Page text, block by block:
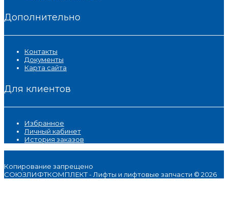
Дополнительно
Контакты
Документы
Карта сайта
Для клиентов
Избранное
Личный кабинет
История заказов
Копирование запрещено
СОЮЗЛИФТКОМПЛЕКТ - Лифты и лифтовые запчасти © 2026